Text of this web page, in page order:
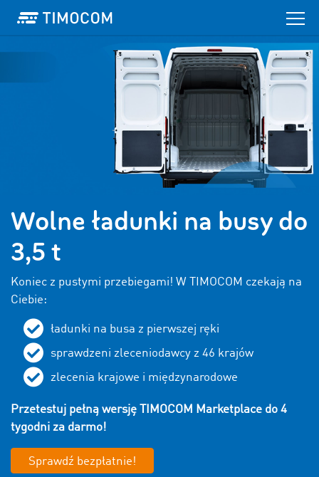
Wolne ładunki na busy do
3,5 t
Koniec z pustymi przebiegami! W TIMOCOM czekają na
Ciebie:
ładunki na busa z pierwszej ręki
sprawdzeni zleceniodawcy z 46 krajów
zlecenia krajowe i międzynarodowe
Przetestuj pełną wersję TIMOCOM Marketplace do 4
tygodni za darmo!
Sprawdź bezpłatnie!